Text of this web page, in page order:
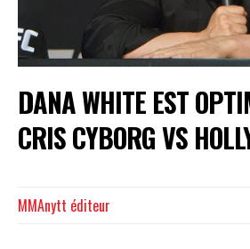
DANA WHITE EST
CRIS CYBORG VS
MMAnytt éditeur